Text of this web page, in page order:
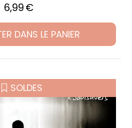
6,99€
DANS LE PANIER
SOLDES